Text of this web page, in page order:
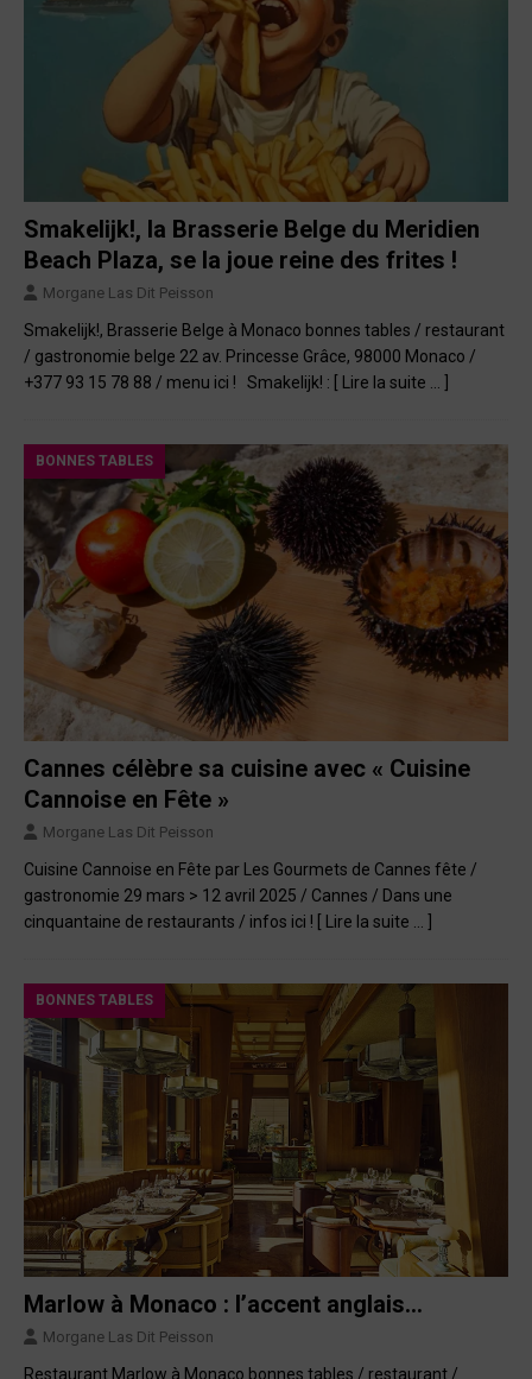
Smakelijk!, la Brasserie Belge du Meridien
Beach Plaza, se la joue reine des frites !
Morgane Las Dit Peisson
Smakelijk!, Brasserie Belge à Monaco bonnes tables / restaurant
/ gastronomie belge 22 av. Princesse Grâce, 98000 Monaco /
+377 93 15 78 88 / menu ici ! Smakelijk! :
[ Lire la suite … ]
BONNES TABLES
Cannes célèbre sa cuisine avec « Cuisine
Cannoise en Fête »
Morgane Las Dit Peisson
Cuisine Cannoise en Fête par Les Gourmets de Cannes fête /
gastronomie 29 mars > 12 avril 2025 / Cannes / Dans une
cinquantaine de restaurants / infos ici !
[ Lire la suite … ]
BONNES TABLES
Marlow à Monaco : l’accent anglais…
Morgane Las Dit Peisson
Restaurant Marlow à Monaco bonnes tables / restaurant /